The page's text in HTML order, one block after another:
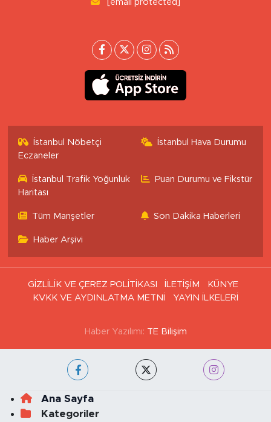
[email protected]
İstanbul Nöbetçi
Eczaneler
İstanbul Hava Durumu
İstanbul Trafik Yoğunluk
Haritası
Puan Durumu ve Fikstür
Tüm Manşetler Son Dakika Haberleri
Haber Arşivi
GİZLİLİK VE ÇEREZ POLİTİKASI İLETİŞİM
KÜNYE
KVKK VE AYDINLATMA METNİ
YAYIN İLKELERİ
Haber Yazılımı: TE Bilişim
Ana Sayfa
Kategoriler